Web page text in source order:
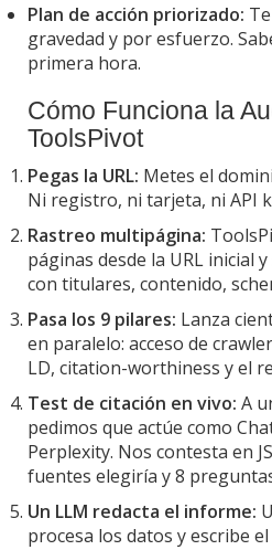
Plan de acción priorizado:
gravedad y por esfuerzo.
primera hora.
Cómo Funciona la
ToolsPivot
Pegas la URL: Metes el
Ni registro, ni tarjeta, ni API
Rastreo multipágina:
páginas desde la URL inicial
con titulares, contenido,
Pasa los 9 pilares: Lanza
en paralelo: acceso de
LD, citation-worthiness y el
Test de citación en vivo: A
pedimos que actúe como
Perplexity. Nos contesta en
fuentes elegiría y 8
Un LLM redacta el informe:
procesa los datos y escribe